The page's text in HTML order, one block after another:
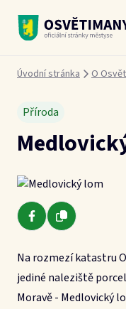
Drobečková navigace
Úvodní stránka O
Příroda
Na rozmezí katastru
jediné naleziště
Moravě - Medlovický